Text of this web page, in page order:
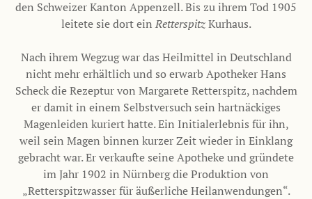
den Schweizer Kanton Appenzell. Bis zu ihrem Tod 1905
leitete sie dort ein RetterspitzKurhaus.
Nach ihrem Wegzug war das Heilmittel in Deutschland
nicht mehr erhältlich und so erwarb Apotheker Hans
Scheck die Rezeptur von Margarete Retterspitz, nachdem
er damit in einem Selbstversuch sein hartnäckiges
Magenleiden kuriert hatte. Ein Initialerlebnis für ihn,
weil sein Magen binnen kurzer Zeit wieder in Einklang
gebracht war. Er verkaufte seine Apotheke und gründete
im Jahr 1902 in Nürnberg die Produktion von
„Retterspitzwasser für äußerliche Heilanwendungen“.